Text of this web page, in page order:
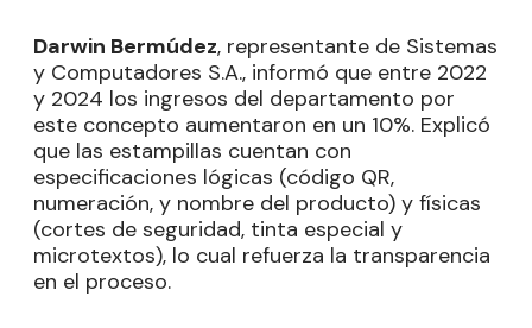
Darwin Bermúdez, representante de Sistemas
y Computadores S.A., informó que entre 2022
y 2024 los ingresos del departamento por
este concepto aumentaron en un 10%. Explicó
que las estampillas cuentan con
especificaciones lógicas (código QR,
numeración, y nombre del producto) y físicas
(cortes de seguridad, tinta especial y
microtextos), lo cual refuerza la transparencia
en el proceso.